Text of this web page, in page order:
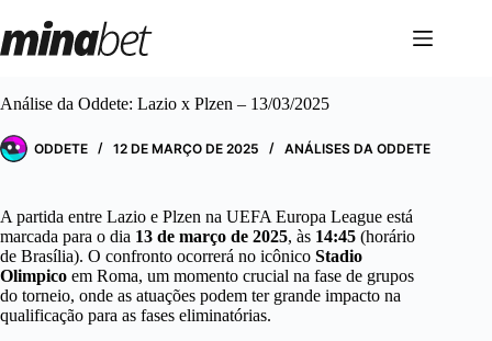
para
o
Análise da Oddete: Lazio x Plzen – 13/03/2025
ODDETE 12 DE MARÇO DE 2025 ANÁLISES DA ODDETE
A partida entre Lazio e Plzen na UEFA Europa League está
marcada para o dia 13 de março de 2025, às 14:45 (horário
de Brasília). O confronto ocorrerá no icônico Stadio
Olimpico em Roma, um momento crucial na fase de grupos
do torneio, onde as atuações podem ter grande impacto na
qualificação para as fases eliminatórias.